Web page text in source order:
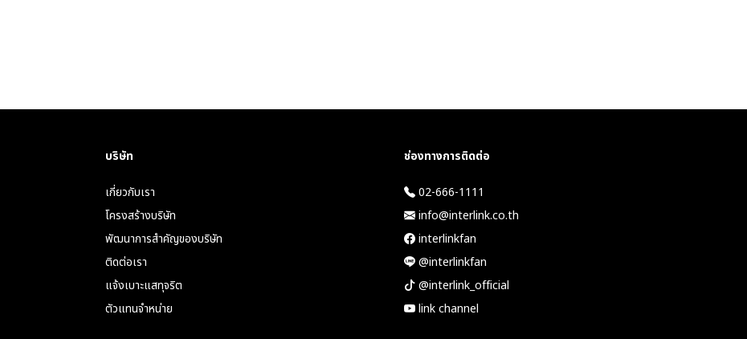
บริษัท
เกี่ยวกับเรา
โครงสร้างบริษัท
พัฒนาการสำคัญของบริษัท
ติดต่อเรา
แจ้งเบาะแสทุจริต
ตัวแทนจำหน่าย
ช่องทางการติดต่อ
02-666-1111
info@interlink.co.th
interlinkfan
@interlinkfan
@interlink_official
link channel